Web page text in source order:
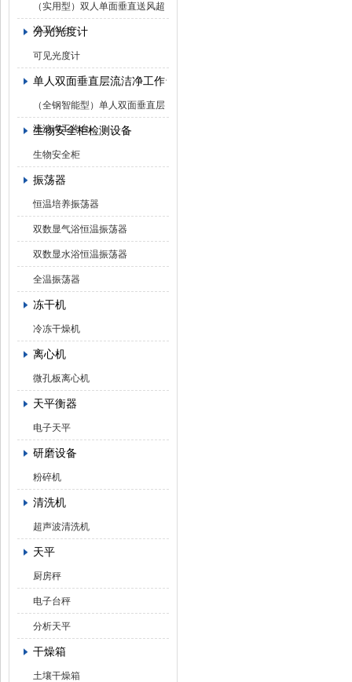
（实用型）双人单面垂直送风超
净工作台
分光光度计
可见光度计
单人双面垂直层流洁净工作台
（全钢智能型）单人双面垂直层
流洁净工作台
生物安全柜检测设备
生物安全柜
振荡器
恒温培养振荡器
双数显气浴恒温振荡器
双数显水浴恒温振荡器
全温振荡器
冻干机
冷冻干燥机
离心机
微孔板离心机
天平衡器
电子天平
研磨设备
粉碎机
清洗机
超声波清洗机
天平
厨房秤
电子台秤
分析天平
干燥箱
土壤干燥箱